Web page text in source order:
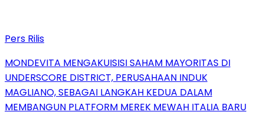
Pers Rilis
MONDEVITA MENGAKUISISI SAHAM MAYORITAS DI
UNDERSCORE DISTRICT, PERUSAHAAN INDUK
MAGLIANO, SEBAGAI LANGKAH KEDUA DALAM
MEMBANGUN PLATFORM MEREK MEWAH ITALIA BARU